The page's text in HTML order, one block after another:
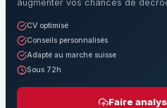
augmenter vos chances de
CV optimisé
Conseils personnalisés
Adapté au marché suisse
Sous 72h
Faire